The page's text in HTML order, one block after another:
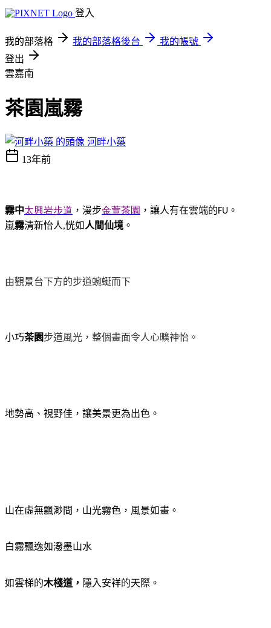
登入
我的部落格 我的部落格後台
我的帳號
登出
雲嘉南
茶園嵐霧
河畔小築
13年前
霧中太興岩步道 ， 漫步金萱茶園 ，讓人有在雲端的FU 。
嵐霧清新怡人,恍如人間仙境 。
由觀景台下方的步道蜿蜒而下
小巧茶園步道風光，整個畫面令人心曠神怡。
地勢高、視野佳，讓美景更為出色。
山在虛無飄渺間，山光霧色，風景如畫。
白霧飄逸如潑墨山水
如雲梯的木棧道， 隱入安祥的天際。